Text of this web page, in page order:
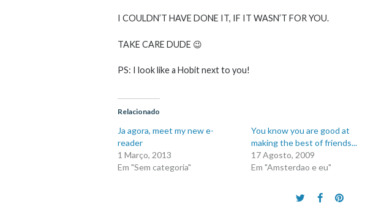
I COULDN’T HAVE DONE IT, IF IT WASN’T FOR YOU.
TAKE CARE DUDE 😉
PS: I look like a Hobit next to you!
Relacionado
Ja agora, meet my new e-
reader
1 Março, 2013
Em "Sem categoria"
You know you are good at
making the best of friends...
17 Agosto, 2009
Em "Amsterdao e eu"